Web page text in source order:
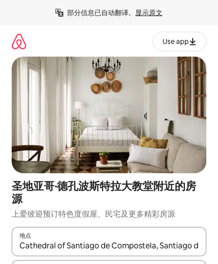
部分信息已自动翻译。 显示原文
Use app
圣地亚哥·德孔波斯特拉大教堂附近的房
源
上爱彼迎预订特色度假屋、民宅及更多精彩房源
地点
如有搜索结果，请使用上下方向键查看，或通过点击或滑动手势